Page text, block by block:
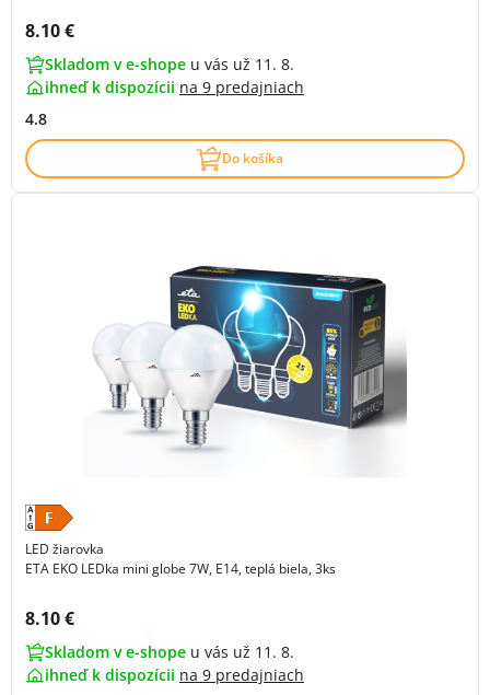
Cena s DPH:
8.10 €
Skladom v e-shope u vás už 11. 8.
ihneď k dispozícii na 9 predajniach
4.8
Do košíka
LED žiarovka
ETA EKO LEDka mini globe 7W, E14, teplá biela, 3ks
Cena s DPH:
8.10 €
Skladom v e-shope u vás už 11. 8.
ihneď k dispozícii na 9 predajniach